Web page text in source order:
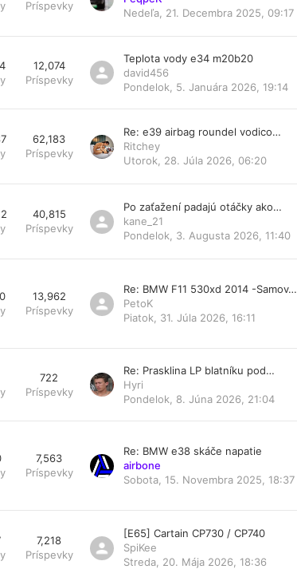
Príspevky
Nedeľa, 21. Decembra 2025, 09:17
12,074
Príspevky
Teplota vody e34 m20b20
david456
Pondelok, 5. Januára 2026, 19:14
62,183
Príspevky
Re: e39 airbag roundel vodico…
Ritchey
Utorok, 28. Júla 2026, 06:20
40,815
Príspevky
Po zaťažení padajú otáčky ako…
kane_21
Pondelok, 3. Augusta 2026, 11:40
13,962
Príspevky
Re: BMW F11 530xd 2014 -Samov…
PetoK
Piatok, 31. Júla 2026, 16:11
722
Príspevky
Re: Prasklina LP blatníku pod…
Hyri
Pondelok, 8. Júna 2026, 21:04
7,563
Príspevky
Re: BMW e38 skáče napatie
airbone
Sobota, 15. Novembra 2025, 18:37
7,218
Príspevky
[E65] Cartain CP730 / CP740
SpiKee
Streda, 20. Mája 2026, 18:36